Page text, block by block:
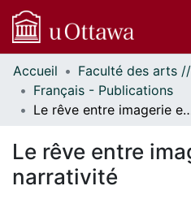
Communautés
et collections
Parcourir
À propos
Accueil
Français - Publications
Le rêve entre
Le rêve entre
narrativité